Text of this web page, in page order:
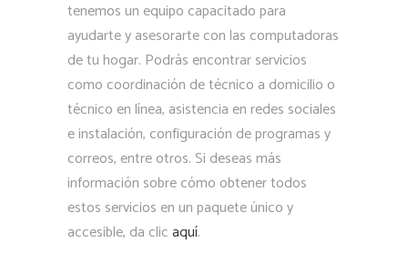
tenemos un equipo capacitado para
ayudarte y asesorarte con las computadoras
de tu hogar. Podrás encontrar servicios
como coordinación de técnico a domicilio o
técnico en línea, asistencia en redes sociales
e instalación, configuración de programas y
correos, entre otros. Si deseas más
información sobre cómo obtener todos
estos servicios en un paquete único y
accesible, da clicaquí.